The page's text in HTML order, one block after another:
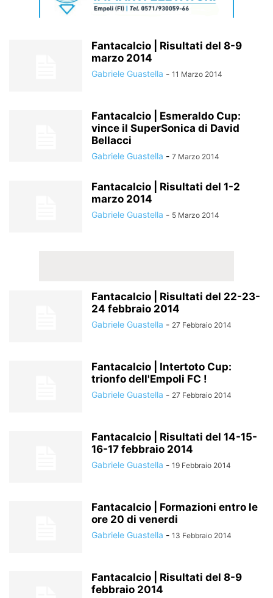
Fantacalcio | Risultati del 8-9
marzo 2014
Gabriele Guastella - 11 Marzo 2014
Fantacalcio | Esmeraldo Cup:
vince il SuperSonica di David
Bellacci
Gabriele Guastella - 7 Marzo 2014
Fantacalcio | Risultati del 1-2
marzo 2014
Gabriele Guastella - 5 Marzo 2014
Fantacalcio | Risultati del 22-23-
24 febbraio 2014
Gabriele Guastella - 27 Febbraio 2014
Fantacalcio | Intertoto Cup:
trionfo dell'Empoli FC !
Gabriele Guastella - 27 Febbraio 2014
Fantacalcio | Risultati del 14-15-
16-17 febbraio 2014
Gabriele Guastella - 19 Febbraio 2014
Fantacalcio | Formazioni entro le
ore 20 di venerdi
Gabriele Guastella - 13 Febbraio 2014
Fantacalcio | Risultati del 8-9
febbraio 2014